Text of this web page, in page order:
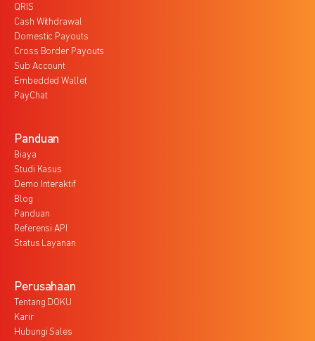
QRIS
Cash Withdrawal
Domestic Payouts
Cross Border Payouts
Sub Account
Embedded Wallet
PayChat
Panduan
Biaya
Studi Kasus
Demo Interaktif
Blog
Panduan
Referensi API
Status Layanan
Perusahaan
Tentang DOKU
Karir
Hubungi Sales